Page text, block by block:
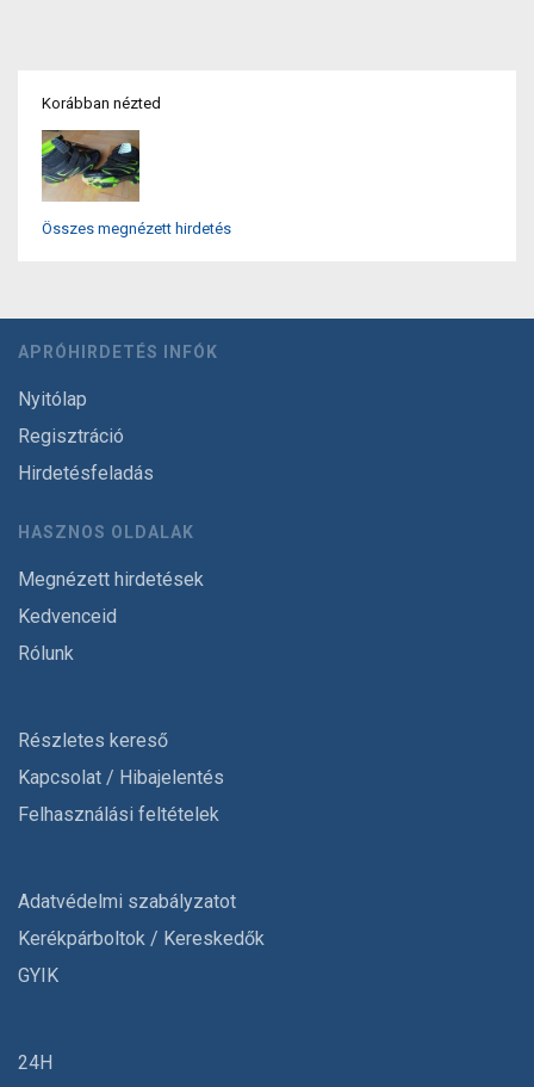
Korábban nézted
Összes megnézett hirdetés
APRÓHIRDETÉS INFÓK
Nyitólap
Regisztráció
Hirdetésfeladás
HASZNOS OLDALAK
Megnézett hirdetések
Kedvenceid
Rólunk
Részletes kereső
Kapcsolat / Hibajelentés
Felhasználási feltételek
Adatvédelmi szabályzatot
Kerékpárboltok / Kereskedők
GYIK
24H